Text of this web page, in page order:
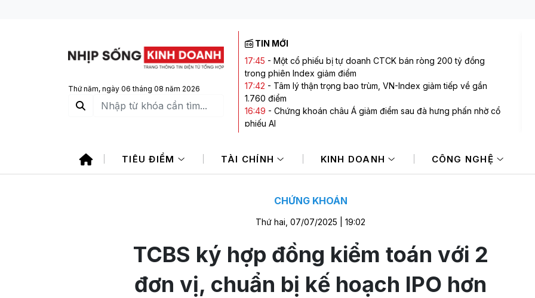
Thứ năm, ngày 06 tháng 08 năm 2026
TIN MỚI
17:45 - Một cổ phiếu bị tự doanh CTCK bán ròng 200 tỷ đồng
trong phiên Index giảm điểm
17:42 - Tâm lý thận trọng bao trùm, VN-Index giảm tiếp về gần
1.760 điểm
16:49 - Chứng khoán châu Á giảm điểm sau đà hưng phấn nhờ cổ
phiếu AI
16:20- Phiên 6/8: Khối ngoại ngắt mạch mua ròng, tập trung "xả"
hai cổ phiếu lớn
giao dịch bất động sản?
TIÊU ĐIỂM TÀI CHÍNH KINH DOANH CÔNG NGHỆ
CHỨNG KHOÁN
Thứ hai, 07/07/2025 | 19:02
TCBS ký hợp đồng kiểm toán với 2
đơn vị, chuẩn bị kế hoạch IPO hơn